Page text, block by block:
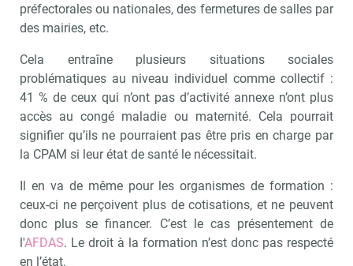
préfectorales ou nationales, des fermetures de salles par
des mairies, etc.
Cela entraîne plusieurs situations sociales
problématiques au niveau individuel comme collectif :
41 % de ceux qui n’ont pas d’activité annexe n’ont plus
accès au congé maladie ou maternité. Cela pourrait
signifier qu’ils ne pourraient pas être pris en charge par
la CPAM si leur état de santé le nécessitait.
Il en va de même pour les organismes de formation :
ceux-ci ne perçoivent plus de cotisations, et ne peuvent
donc plus se financer. C’est le cas présentement de
l'AFDAS. Le droit à la formation n’est donc pas respecté
en l’état.